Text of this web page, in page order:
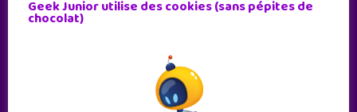
Geek Junior utilise des cookies (sans pépites de
chocolat)